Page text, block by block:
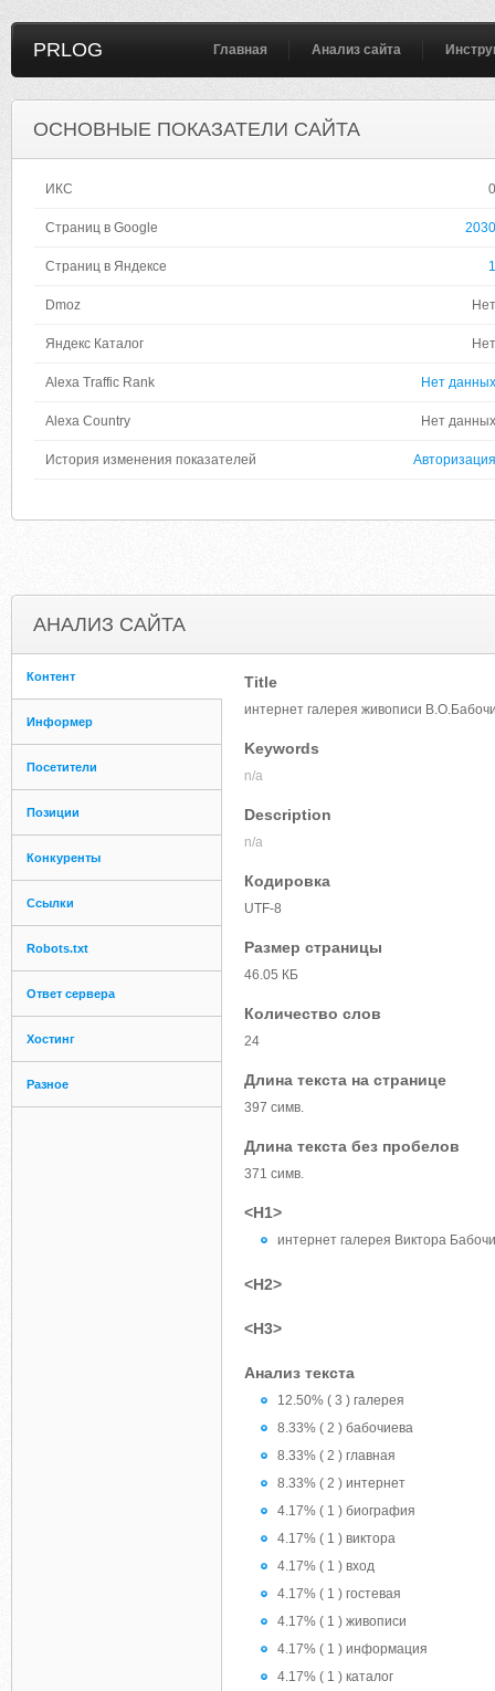
PRLOG Главная Анализ сайта
ОСНОВНЫЕ ПОКАЗАТЕЛИ САЙТА
ИКС 0
Страниц в Google 2030
Страниц в Яндексе 1
Dmoz Нет
Яндекс Каталог Нет
Alexa Traffic Rank Нет данных
Alexa Country Нет данных
История изменения показателей Авторизация
АНАЛИЗ САЙТА
Контент
Информер
Посетители
Позиции
Конкуренты
Ссылки
Robots.txt
Ответ сервера
Хостинг
Разное
Title
интернет галерея живописи
Keywords
n/a
Description
n/a
Кодировка
UTF-8
Размер страницы
46.05 КБ
Количество слов
24
Длина текста на странице
397 симв.
Длина текста без пробелов
371 симв.
<H1>
интернет галерея Виктора
<H2>
<H3>
Анализ текста
12.50% ( 3 ) галерея
8.33% ( 2 ) бабочиева
8.33% ( 2 ) главная
8.33% ( 2 ) интернет
4.17% ( 1 ) биография
4.17% ( 1 ) виктора
4.17% ( 1 ) вход
4.17% ( 1 ) гостевая
4.17% ( 1 ) живописи
4.17% ( 1 ) информация
4.17% ( 1 ) каталог